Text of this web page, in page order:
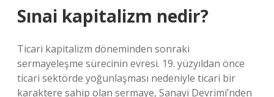
Sınai kapitalizm nedir?
Ticari kapitalizm döneminden sonraki
sermayeleşme sürecinin evresi. 19. yüzyıldan önce
ticari sektörde yoğunlaşması nedeniyle ticari bir
karaktere sahip olan sermaye, Sanayi Devrimi’nden